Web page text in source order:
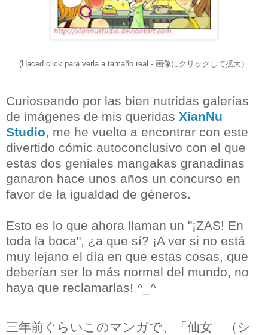
(Haced click para verla a tamaño real - 画像にクリックして拡大）
Curioseando por las bien nutridas galerías
de imágenes de mis queridas XianNu
Studio, me he vuelto a encontrar con este
divertido cómic autoconclusivo con el que
estas dos geniales mangakas granadinas
ganaron hace unos años un concurso en
favor de la igualdad de géneros.
Esto es lo que ahora llaman un "¡ZAS! En
toda la boca", ¿a que sí? ¡A ver si no está
muy lejano el día en que estas cosas, que
deberían ser lo más normal del mundo, no
haya que reclamarlas! ^_^
三年前ぐらいこのマンガで、「仙女 （シ